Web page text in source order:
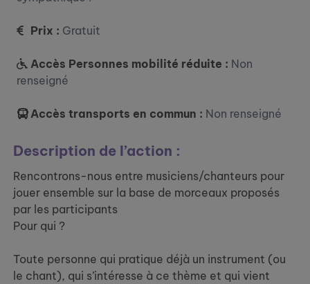
Prix : Gratuit
Accès Personnes mobilité réduite : Non
renseigné
Accès transports en commun : Non renseigné
Description de l’action :
Rencontrons-nous entre musiciens/chanteurs pour
jouer ensemble sur la base de morceaux proposés
par les participants
Pour qui ?
Toute personne qui pratique déjà un instrument (ou
le chant), qui s’intéresse à ce thème et qui vient